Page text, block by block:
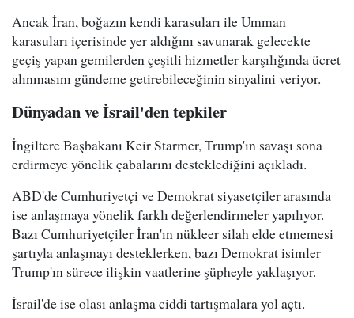
Ancak İran, boğazın kendi karasuları ile Umman
karasuları içerisinde yer aldığını savunarak gelecekte
geçiş yapan gemilerden çeşitli hizmetler karşılığında ücret
alınmasını gündeme getirebileceğinin sinyalini veriyor.
Dünyadan ve İsrail'den tepkiler
İngiltere Başbakanı Keir Starmer, Trump'ın savaşı sona
erdirmeye yönelik çabalarını desteklediğini açıkladı.
ABD'de Cumhuriyetçi ve Demokrat siyasetçiler arasında
ise anlaşmaya yönelik farklı değerlendirmeler yapılıyor.
Bazı Cumhuriyetçiler İran'ın nükleer silah elde etmemesi
şartıyla anlaşmayı desteklerken, bazı Demokrat isimler
Trump'ın sürece ilişkin vaatlerine şüpheyle yaklaşıyor.
İsrail'de ise olası anlaşma ciddi tartışmalara yol açtı.